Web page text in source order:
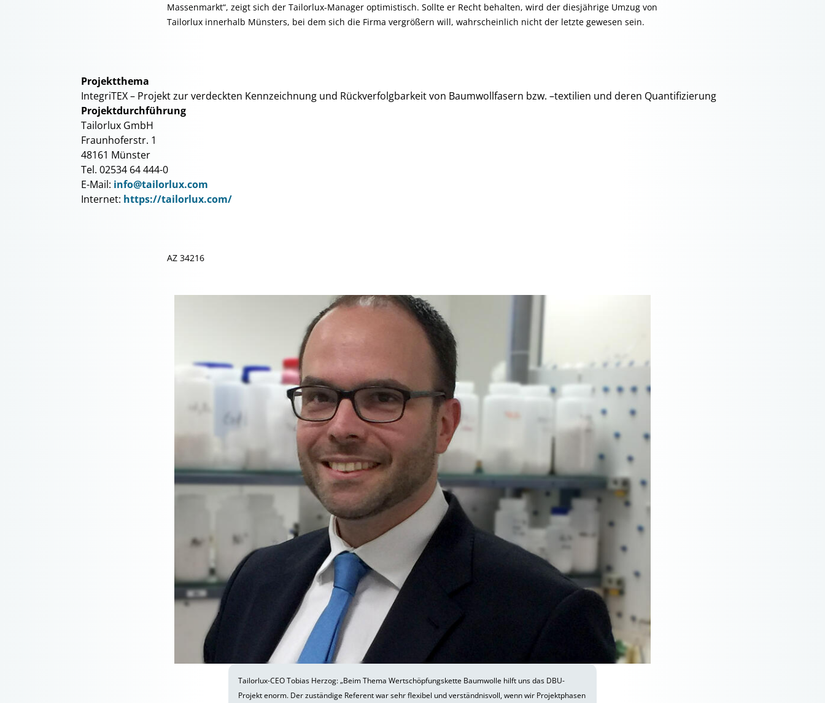
Massenmarkt“, zeigt sich der Tailorlux-Manager optimistisch. Sollte er Recht behalten, wird der diesjährige Umzug von
Tailorlux innerhalb Münsters, bei dem sich die Firma vergrößern will, wahrscheinlich nicht der letzte gewesen sein.
Projektthema
IntegriTEX – Projekt zur verdeckten Kennzeichnung und Rückverfolgbarkeit von Baumwollfasern bzw. –textilien und deren Quantifizierung
Projektdurchführung
Tailorlux GmbH
Fraunhoferstr. 1
48161 Münster
Tel. 02534 64 444-0
E-Mail: info@tailorlux.com
Internet: https://tailorlux.com/
AZ 34216
Tailorlux-CEO Tobias Herzog: „Beim Thema Wertschöpfungskette Baumwolle hilft uns das DBU-
Projekt enorm. Der zuständige Referent war sehr flexibel und verständnisvoll, wenn wir Projektphasen